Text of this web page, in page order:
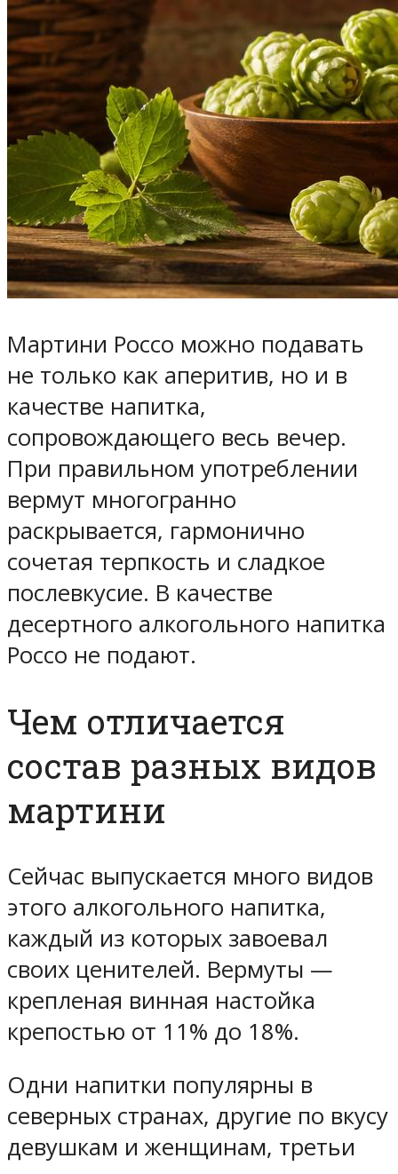
Мартини Россо можно подавать
не только как аперитив, но и в
качестве напитка,
сопровождающего весь вечер.
При правильном употреблении
вермут многогранно
раскрывается, гармонично
сочетая терпкость и сладкое
послевкусие. В качестве
десертного алкогольного напитка
Россо не подают.
Чем отличается
состав разных видов
мартини
Сейчас выпускается много видов
этого алкогольного напитка,
каждый из которых завоевал
своих ценителей. Вермуты —
крепленая винная настойка
крепостью от 11% до 18%.
Одни напитки популярны в
северных странах, другие по вкусу
девушкам и женщинам, третьи